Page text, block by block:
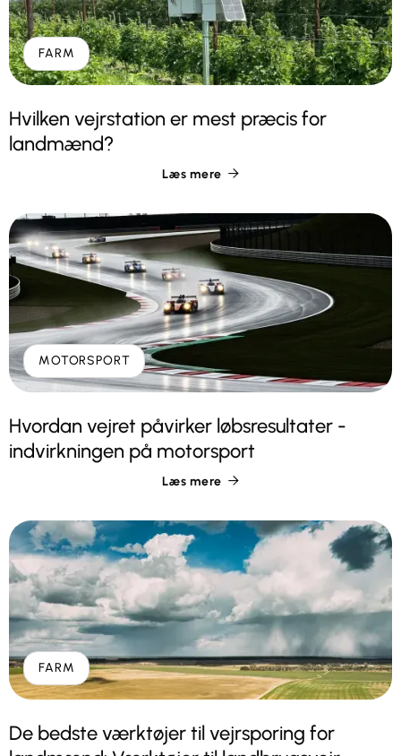
FARM
Hvilken vejrstation er mest præcis for
landmænd?
Læs mere 
MOTORSPORT
Hvordan vejret påvirker løbsresultater -
indvirkningen på motorsport
Læs mere 
FARM
De bedste værktøjer til vejrsporing for